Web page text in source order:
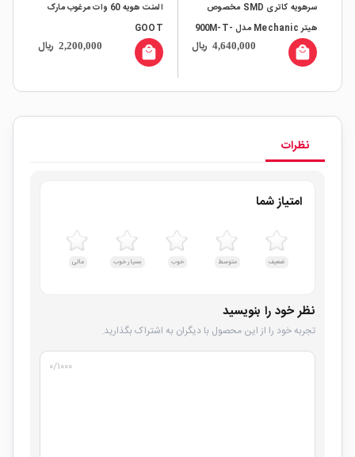
سرهویه کاتری SMD مخصوص
هیتر Mechanic مدل 900M-T-
K
4,640,000 ریال local_mall
المنت هویه 60 وات مرغوب مارک
GOOT
2,200,000 ریال local_mall
نظرات
امتیاز شما
ضعیف متوسط خوب بسیار خوب عالی
نظر خود را بنویسید
تجربه خود را از این محصول با دیگران به اشتراک بگذارید.
۰/۱۰۰۰